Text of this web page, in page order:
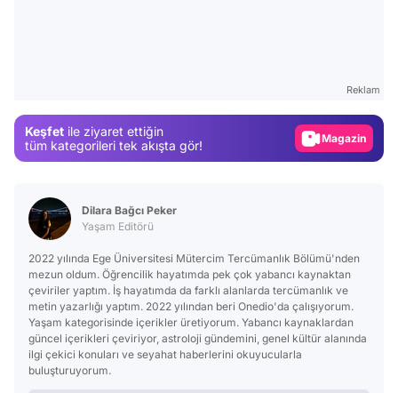
Reklam
Keşfet ile ziyaret ettiğin
tüm kategorileri tek akışta gör!
Magazin
Dilara Bağcı Peker
Yaşam Editörü
2022 yılında Ege Üniversitesi Mütercim Tercümanlık Bölümü'nden
mezun oldum. Öğrencilik hayatımda pek çok yabancı kaynaktan
çeviriler yaptım. İş hayatımda da farklı alanlarda tercümanlık ve
metin yazarlığı yaptım. 2022 yılından beri Onedio'da çalışıyorum.
Yaşam kategorisinde içerikler üretiyorum. Yabancı kaynaklardan
güncel içerikleri çeviriyor, astroloji gündemini, genel kültür alanında
ilgi çekici konuları ve seyahat haberlerini okuyucularla
buluşturuyorum.